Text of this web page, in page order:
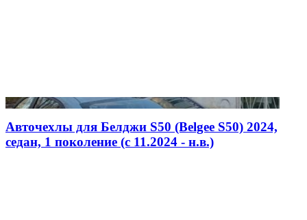
Авточехлы для Белджи S50 (Belgee S50) 2024,
седан, 1 поколение (c 11.2024 - н.в.)